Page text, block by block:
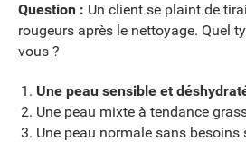
Question : Un client se plaint de
rougeurs après le nettoyage. Quel
vous ?
Une peau sensible et
Une peau mixte à tendance
Une peau normale sans besoins